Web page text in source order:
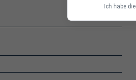
Ich habe die